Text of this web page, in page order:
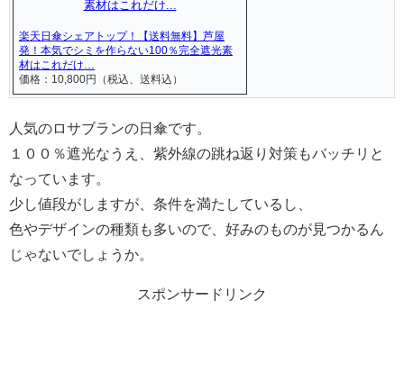
楽天日傘シェアトップ！【送料無料】芦屋
発！本気でシミを作らない100％完全遮光素
材はこれだけ…
価格：10,800円（税込、送料込）
人気のロサブランの日傘です。
１００％遮光なうえ、紫外線の跳ね返り対策もバッチリと
なっています。
少し値段がしますが、条件を満たしているし、
色やデザインの種類も多いので、好みのものが見つかるん
じゃないでしょうか。
スポンサードリンク